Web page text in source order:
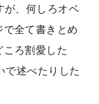
が、何しろオベ
で全て書きとめ
ろ割愛した
で述べたりした